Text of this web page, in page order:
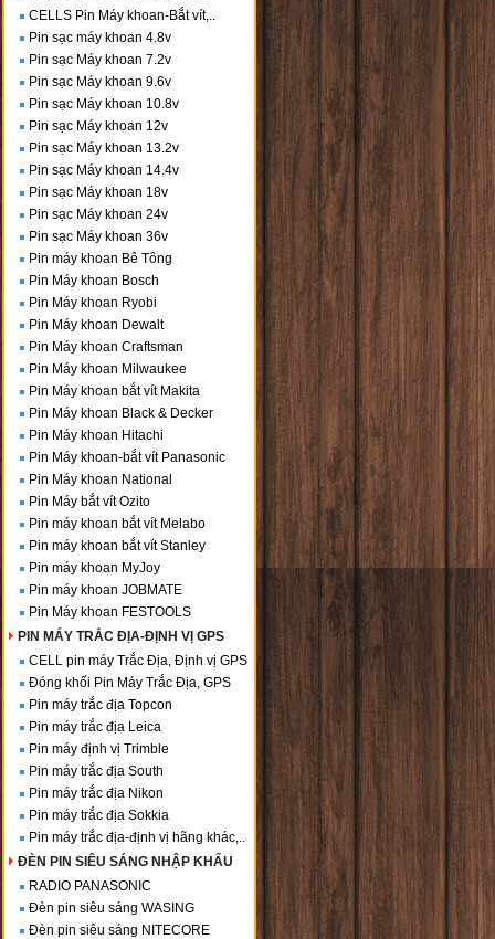
CELLS Pin Máy khoan-Bắt vít,..
Pin sạc máy khoan 4.8v
Pin sạc Máy khoan 7.2v
Pin sạc Máy khoan 9.6v
Pin sạc Máy khoan 10.8v
Pin sạc Máy khoan 12v
Pin sạc Máy khoan 13.2v
Pin sạc Máy khoan 14.4v
Pin sạc Máy khoan 18v
Pin sạc Máy khoan 24v
Pin sạc Máy khoan 36v
Pin máy khoan Bê Tông
Pin Máy khoan Bosch
Pin Máy khoan Ryobi
Pin Máy khoan Dewalt
Pin Máy khoan Craftsman
Pin Máy khoan Milwaukee
Pin Máy khoan bắt vít Makita
Pin Máy khoan Black & Decker
Pin Máy khoan Hitachi
Pin Máy khoan-bắt vít Panasonic
Pin Máy khoan National
Pin Máy bắt vít Ozito
Pin máy khoan bắt vít Melabo
Pin máy khoan bắt vít Stanley
Pin máy khoan MyJoy
Pin máy khoan JOBMATE
Pin Máy khoan FESTOOLS
PIN MÁY TRẮC ĐỊA-ĐỊNH VỊ GPS
CELL pin máy Trắc Địa, Định vị GPS
Đóng khối Pin Máy Trắc Địa, GPS
Pin máy trắc địa Topcon
Pin máy trắc địa Leica
Pin máy định vị Trimble
Pin máy trắc địa South
Pin máy trắc địa Nikon
Pin máy trắc địa Sokkia
Pin máy trắc địa-định vị hãng khác,..
ĐÈN PIN SIÊU SÁNG NHẬP KHẨU
RADIO PANASONIC
Đèn pin siêu sáng WASING
Đèn pin siêu sáng NITECORE